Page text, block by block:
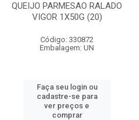
QUEIJO PARMESAO RALADO
VIGOR 1X50G (20)
Código: 330872
Embalagem: UN
Faça seu login ou
cadastre-se para
ver preços e
comprar